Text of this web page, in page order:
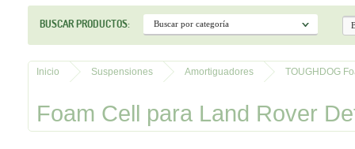
BUSCAR PRODUCTOS:
Inicio Suspensiones Amortiguadores TOUGHDOG
Foam Cell para Land Rover